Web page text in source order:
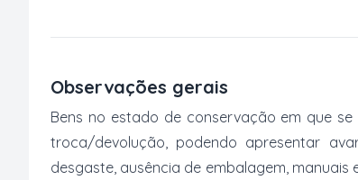
Observações gerais
Bens no estado de conservação em que
troca/devolução, podendo apresentar
desgaste, ausência de embalagem,